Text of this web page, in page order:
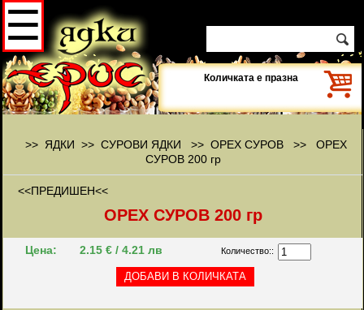
Количката е празна
☰
>> ЯДКИ >> СУРОВИ ЯДКИ >> ОРЕХ СУРОВ >> ОРЕХ
СУРОВ 200 гр
<<ПРЕДИШЕН<<
ОРЕХ СУРОВ 200 гр
Цена: 2.15 € / 4.21 лв Количество::